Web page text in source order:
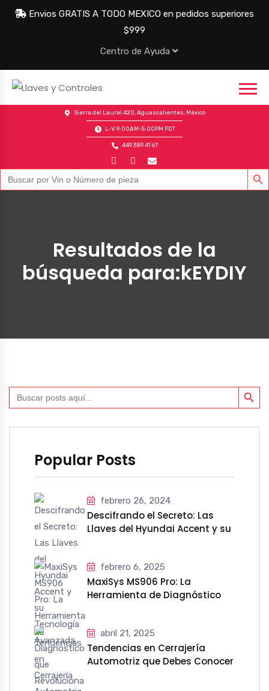
Envios GRATIS A TODO MEXICO en pedidos superiores
$999
Centro de Ayuda
Sierra del Laurel 420, Aguascalientes, México
L-V 9:00AM-5:00PM PDT
449 389 41 67
Buscar: BOTÓN
Resultados de la
búsqueda para:kEYDIY
Buscar: BOTÓN DE
Popular Posts
febrero 26, 2024
Descifrando el Secreto: Las
Llaves del Hyundai Accent y su
febrero 6, 2025
MaxiSys MS906 Pro: La
Herramienta de Diagnóstico
abril 21, 2025
Tendencias en Cerrajería
Automotriz que Debes Conocer